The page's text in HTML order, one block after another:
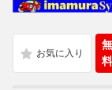
無
料